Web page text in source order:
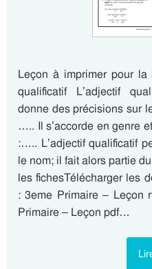
Leçon à imprimer pour la
qualificatif L’adjectif
donne des précisions sur
….. Il s’accorde en genre
:….. L’adjectif qualificatif
le nom; il fait alors partie
les fichesTélécharger les
: 3eme Primaire – Leçon
Primaire – Leçon pdf…